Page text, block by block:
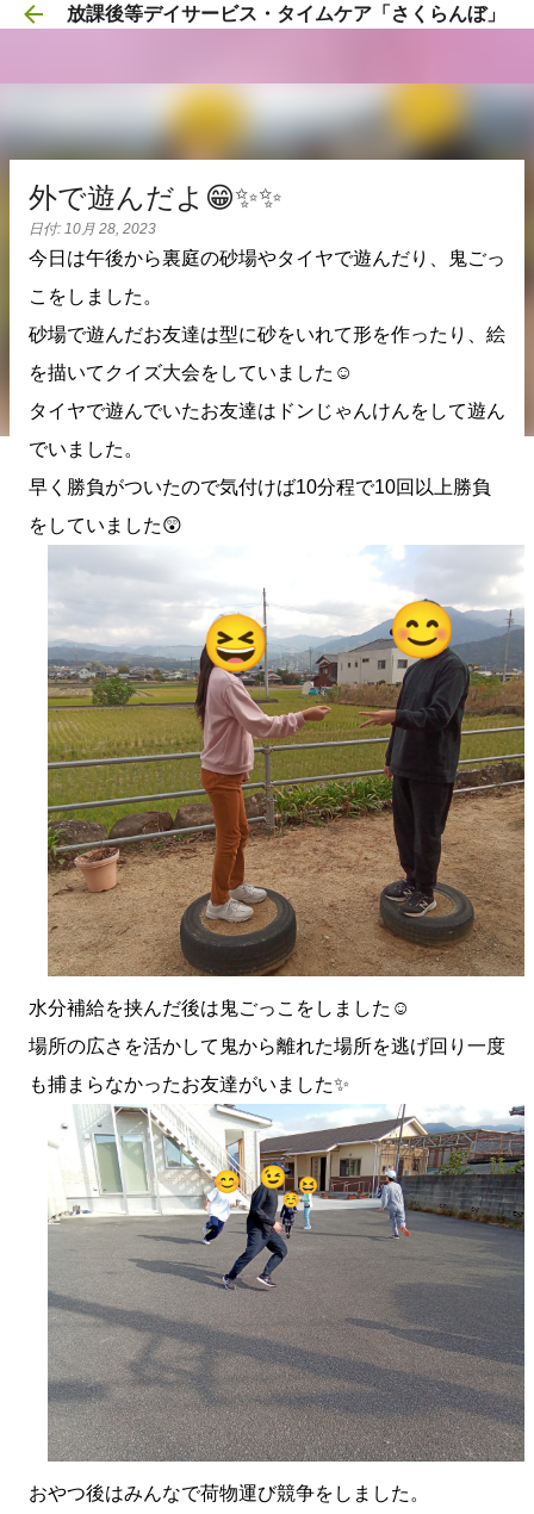
スキップしてメイン コンテンツに移動
放課後等デイサービス・タイムケア「さくらんぼ」
外で遊んだよ😁✨✨
日付: 10月 28, 2023
今日は午後から裏庭の砂場やタイヤで遊んだり、鬼ごっ
こをしました。
砂場で遊んだお友達は型に砂をいれて形を作ったり、絵
を描いてクイズ大会をしていました☺️
タイヤで遊んでいたお友達はドンじゃんけんをして遊ん
でいました。
早く勝負がついたので気付けば10分程で10回以上勝負
をしていました😲
水分補給を挟んだ後は鬼ごっこをしました☺️
場所の広さを活かして鬼から離れた場所を逃げ回り一度
も捕まらなかったお友達がいました✨
おやつ後はみんなで荷物運び競争をしました。